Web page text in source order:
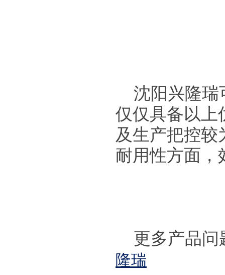
沈阳兴隆瑞
仅仅具备以上
及生产把控较
耐用性方面，
更多产品问
隆瑞